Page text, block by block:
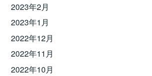
2023年2月
2023年1月
2022年12月
2022年11月
2022年10月